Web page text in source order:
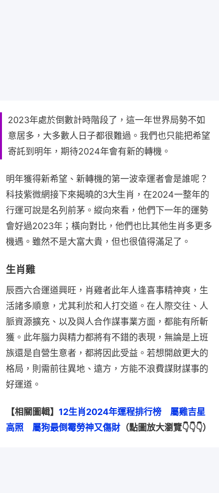
2023年處於倒數計時階段了，這一年世界局勢不如
意居多，大多數人日子都很難過。我們也只能把希望
寄託到明年，期待2024年會有新的轉機。
明年獲得新希望、新轉機的第一波幸運者會是誰呢？
科技紫微網接下來揭曉的3大生肖，在2024一整年的
行運可說是名列前茅。縱向來看，他們下一年的運勢
會好過2023年；橫向對比，他們也比其他生肖多更多
機遇。雖然不是大富大貴，但也很值得滿足了。
生肖雞
辰酉六合運道興旺，肖雞者此年人逢喜事精神爽，生
活諸多順意，尤其利於和人打交道。在人際交往、人
脈資源擴充、以及與人合作謀事業方面，都能有所斬
獲。此年腦力與精力都將有不錯的表現，無論是上班
族還是自營生意者，都將因此受益。若想開啟更大的
格局，則需前往異地、遠方，方能不浪費謀財謀事的
好運道。
【相關圖輯】 12生肖2024年運程排行榜　屬雞吉星
高照　屬狗最倒霉勞神又傷財 （點圖放大瀏覽👇👇👇）